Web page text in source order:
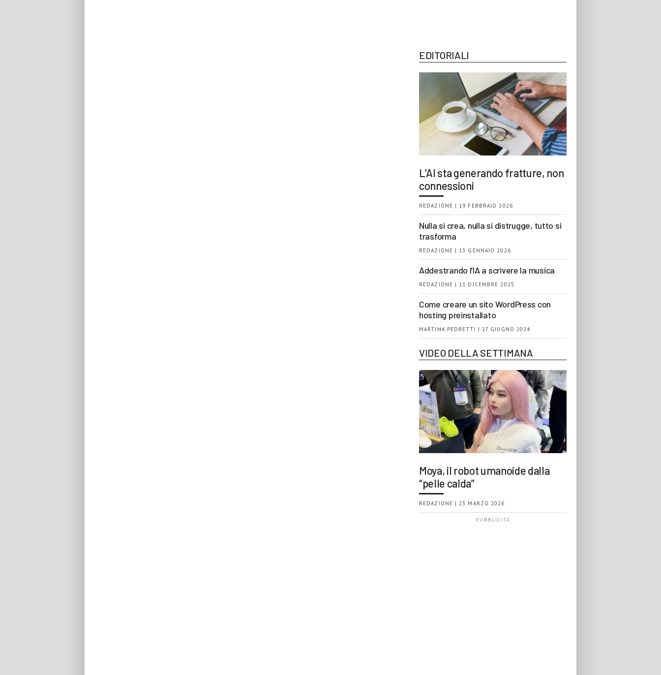
EDITORIALI
L’AI sta generando fratture, non
connessioni
REDAZIONE | 19 FEBBRAIO 2026
Nulla si crea, nulla si distrugge, tutto si
trasforma
REDAZIONE | 13 GENNAIO 2026
Addestrando l’IA a scrivere la musica
REDAZIONE | 11 DICEMBRE 2025
Come creare un sito WordPress con
hosting preinstallato
MARTINA PEDRETTI | 27 GIUGNO 2024
VIDEO DELLA SETTIMANA
Moya, il robot umanoide dalla
“pelle calda”
REDAZIONE | 23 MARZO 2026